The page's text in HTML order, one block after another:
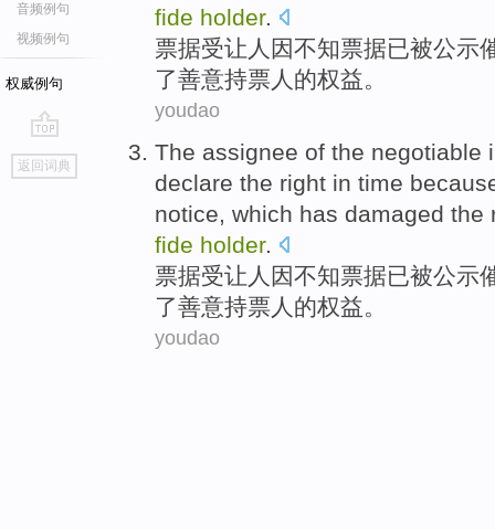
音频例句
视频例句
权威例句
go
top
返回词典
fide holder.
票据受让人 因不知票据已被公示
了善意持票人 的权益。
youdao
The assignee of the negotiable
declare the right in time
notice, which has damaged the
fide holder.
票据受让人 因不知票据已被公示
了善意持票人 的权益 。
youdao